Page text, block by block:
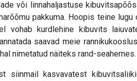
või linnahaljastuse
pakkuma. Hoopis teine lugu
vohab kurdlehine kibuvits
saavad meie
nimetatud näiteks rand-seahernes.
siinmail kasvavatest